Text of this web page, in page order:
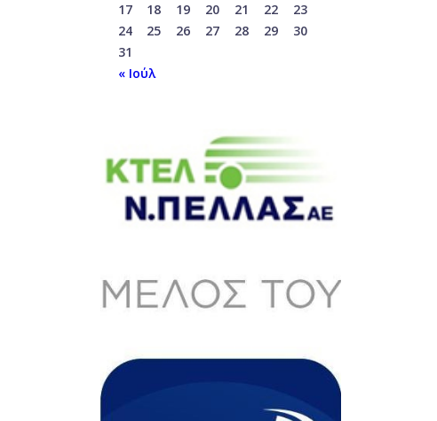
17
18 19 20 21 22
23
24
25 26 27 28 29
30
31
« Ιούλ